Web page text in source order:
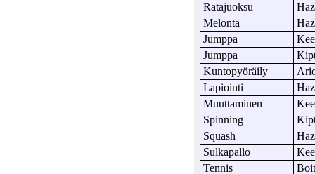
Ratajuoksu
Melonta
Jumppa
Jumppa
Kuntopyöräily
Lapiointi
Muuttaminen
Spinning
Squash
Sulkapallo
Tennis